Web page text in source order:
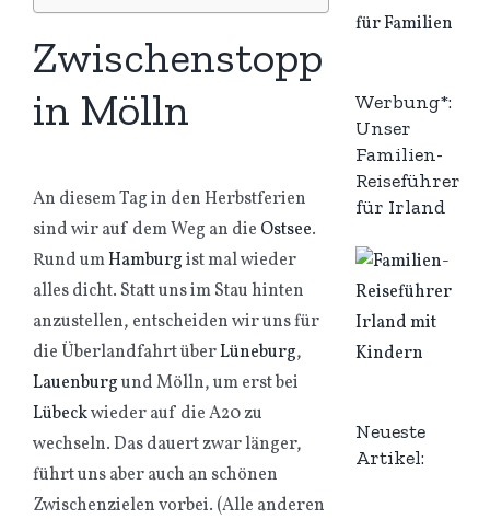
Zwischenstopp
in Mölln
An diesem Tag in den Herbstferien
sind wir auf dem Weg an die Ostsee.
Rund umHamburgist mal wieder
alles dicht. Statt uns im Stau hinten
anzustellen, entscheiden wir uns für
die Überlandfahrt überLüneburg,
Lauenburgund Mölln, um erst bei
Lübeckwieder auf die A20 zu
wechseln. Das dauert zwar länger,
führt uns aber auch an schönen
Zwischenzielen vorbei. (Alle anderen
Werbung*:
Unser
Familien-
Reiseführer
für Irland
Neueste
Artikel: